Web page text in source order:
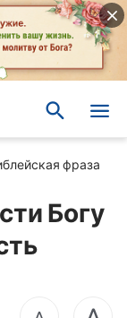
фраза
Богу